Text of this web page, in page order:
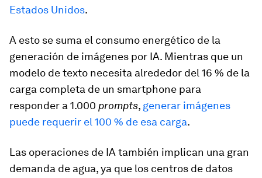
Estados Unidos.
A esto se suma el consumo energético de la
generación de imágenes por IA. Mientras que un
modelo de texto necesita alrededor del 16 % de la
carga completa de un smartphone para
responder a 1.000 prompts, generar imágenes
puede requerir el 100 % de esa carga.
Las operaciones de IA también implican una gran
demanda de agua, ya que los centros de datos